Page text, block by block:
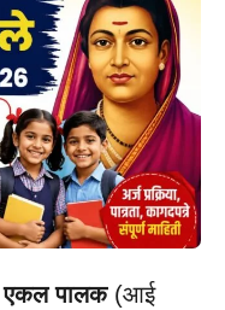
एकल पालक(आई